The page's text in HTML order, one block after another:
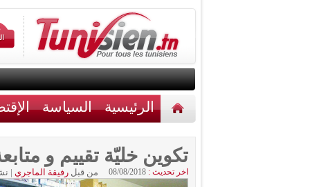
الرئيسية السياسة
تكوين خليّة تقييم و
اخر تحديث : 08/08/2018 من قبلرفيقة الماجري |